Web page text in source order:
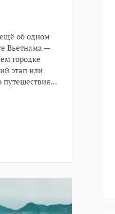
ещё об одном
Вьетнама —
городке
этап или
путешествия…